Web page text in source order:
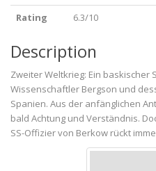
Rating
6.3/10
Description
Zweiter Weltkrieg: Ein
Wissenschaftler Bergson und
Spanien. Aus der anfänglichen
bald Achtung und Verständnis.
SS-Offizier von Berkow rückt